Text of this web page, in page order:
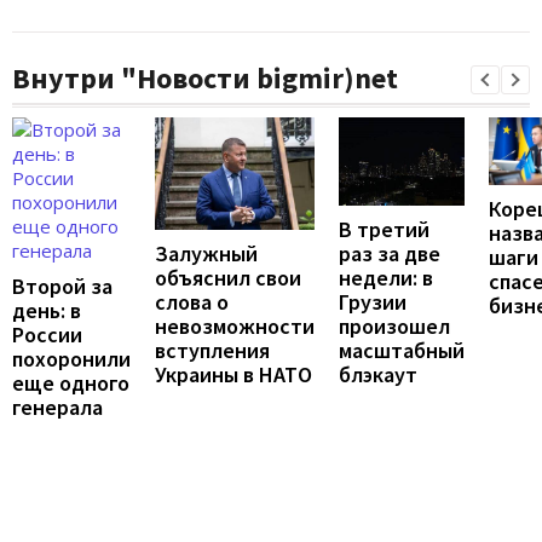
Внутри "Новости bigmir)net
Второй за
день: в
России
похоронили
еще одного
генерала
Залужный
объяснил свои
слова о
невозможности
вступления
Украины в НАТО
В третий
раз за две
недели: в
Грузии
произошел
масштабный
блэкаут